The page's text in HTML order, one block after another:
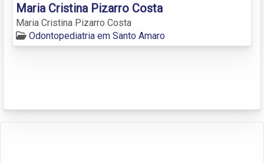
Maria Cristina Pizarro Costa
Maria Cristina Pizarro Costa
Odontopediatria em Santo Amaro